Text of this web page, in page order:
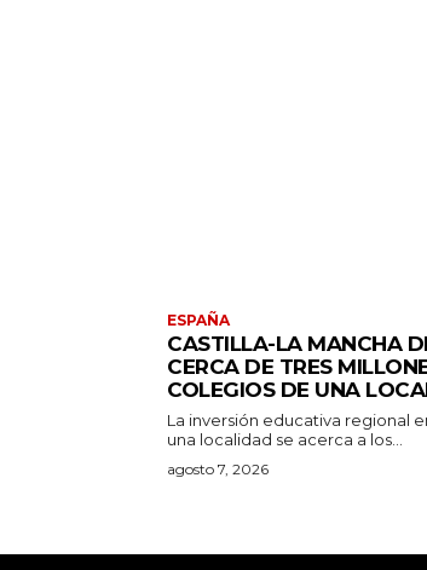
ESPAÑA
CASTILLA-LA MANCHA
CERCA DE TRES
COLEGIOS DE UNA
La inversión educativa regional
una localidad se acerca a los...
agosto 7, 2026